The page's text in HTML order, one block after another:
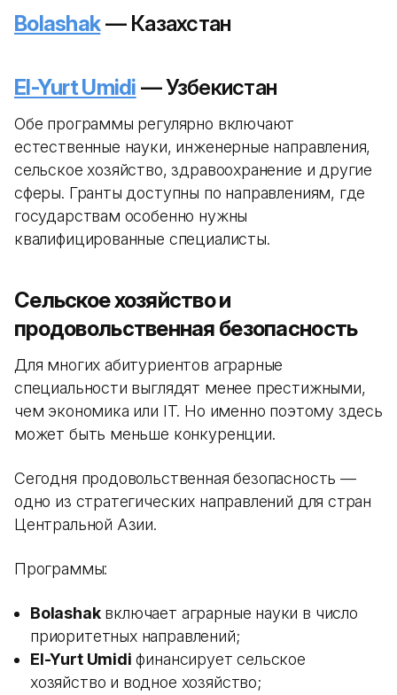
Bolashak— Казахстан
El-Yurt Umidi — Узбекистан
Обе программы регулярно включают
естественные науки, инженерные направления,
сельское хозяйство, здравоохранение и другие
сферы. Гранты доступны по направлениям, где
государствам особенно нужны
квалифицированные специалисты.
Сельское хозяйство и
продовольственная безопасность
Для многих абитуриентов аграрные
специальности выглядят менее престижными,
чем экономика или IT. Но именно поэтому здесь
может быть меньше конкуренции.
Сегодня продовольственная безопасность —
одно из стратегических направлений для стран
Центральной Азии.
Программы:
Bolashakвключает аграрные науки в число
приоритетных направлений;
El-Yurt Umidi финансирует сельское
хозяйство и водное хозяйство;